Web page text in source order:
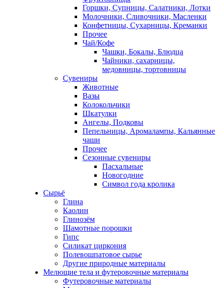
Горшки, Супницы, Салатники, Лотки
Молочники, Сливочники, Масленки
Конфетницы, Сухарницы, Креманки
Прочее
Чай/Кофе
Чашки, Бокалы, Блюдца
Чайники, сахарницы,
медовницы, тортовницы
Сувениры
Животные
Вазы
Колокольчики
Шкатулки
Ангелы, Подковы
Пепельницы, Аромалампы, Кальянные
чаши
Прочее
Сезонные сувениры
Пасхальные
Новогодние
Символ года кролика
Сырьё
Глина
Каолин
Глинозём
Шамотные порошки
Гипс
Силикат циркония
Полевошпатовое сырье
Другие природные материалы
Мелющие тела и футеровочные материалы
Футеровочные материалы